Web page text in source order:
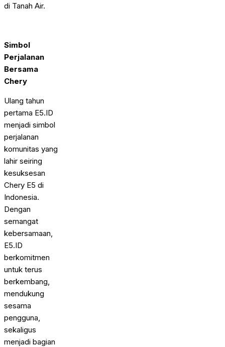
di Tanah Air.
Simbol
Perjalanan
Bersama
Chery
Ulang tahun
pertama E5.ID
menjadi simbol
perjalanan
komunitas yang
lahir seiring
kesuksesan
Chery E5 di
Indonesia.
Dengan
semangat
kebersamaan,
E5.ID
berkomitmen
untuk terus
berkembang,
mendukung
sesama
pengguna,
sekaligus
menjadi bagian